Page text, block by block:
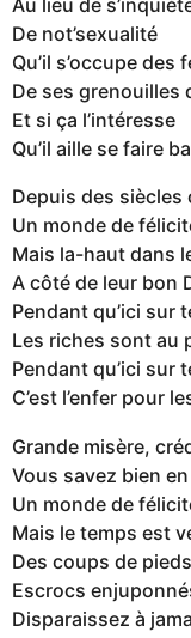
Au lieu de
De not’sexualité
Qu’il s’occupe des
De ses grenouilles
Et si ça l’intéresse
Qu’il aille se faire
Depuis des
Un monde de
Mais la-haut dans
A côté de leur bon
Pendant qu’ici sur
Les riches sont au
Pendant qu’ici sur
C’est l’enfer pour
Grande misère,
Vous savez bien
Un monde de
Mais le temps est
Des coups de
Escrocs
Disparaissez à